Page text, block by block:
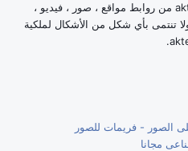
كل المعلومات المقدمة في موقع akteb من روابط مواقع ، صور ، فيديو ،
تنتمى بأي شكل من الأشكال لملكية
الصور - فريمات للصور
مجانا